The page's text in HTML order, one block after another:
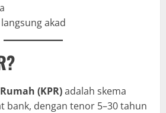
akad
(KPR)adalah skema
bank, dengan tenor 5–30 tahun